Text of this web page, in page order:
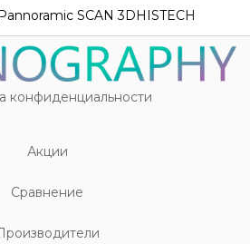
SCAN 3DHISTECH
конфиденциальности
Акции
Cравнение